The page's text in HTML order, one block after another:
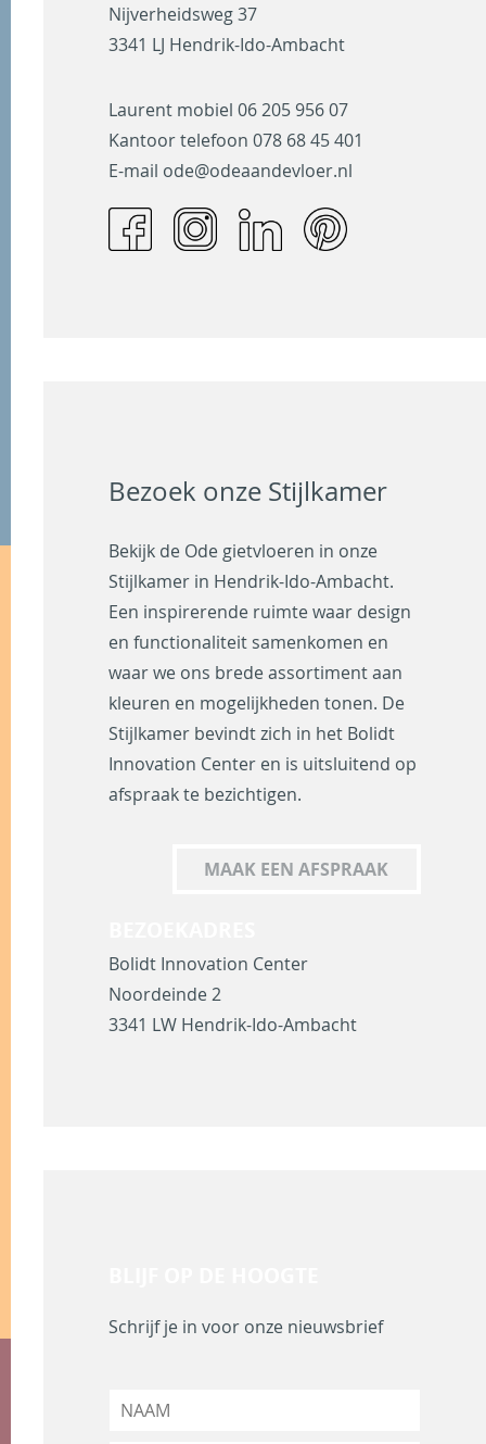
Nijverheidsweg 37
3341 LJ Hendrik-Ido-Ambacht
Laurent mobiel 06 205 956 07
Kantoor telefoon 078 68 45 401
E-mail ode@odeaandevloer.nl
Bezoek onze Stijlkamer
Bekijk de Ode gietvloeren in onze
Stijlkamer in Hendrik-Ido-Ambacht.
Een inspirerende ruimte waar design
en functionaliteit samenkomen en
waar we ons brede assortiment aan
kleuren en mogelijkheden tonen. De
Stijlkamer bevindt zich in het Bolidt
Innovation Center en is uitsluitend op
afspraak te bezichtigen.
MAAK EEN AFSPRAAK
Bolidt Innovation Center
Noordeinde 2
3341 LW Hendrik-Ido-Ambacht
Schrijf je in voor onze nieuwsbrief
N